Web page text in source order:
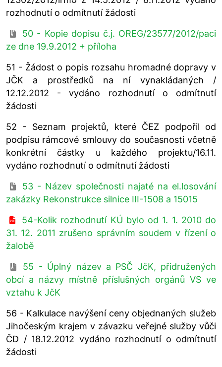
rozhodnutí o odmítnutí žádosti
50 - Kopie dopisu č.j. OREG/23577/2012/paci
ze dne 19.9.2012 + příloha
51 - Žádost o popis rozsahu hromadné dopravy v
JČK a prostředků na ní vynakládaných /
12.12.2012 - vydáno rozhodnutí o odmítnutí
žádosti
52 - Seznam projektů, které ČEZ podpořil od
podpisu rámcové smlouvy do současnosti včetně
konkrétní částky u každého projektu/16.11.
vydáno rozhodnutí o odmítnutí žádosti
53 - Název společnosti najaté na el.losování
zakázky Rekonstrukce silnice III-1508 a 15015
54-Kolik rozhodnutí KÚ bylo od 1. 1. 2010 do
31. 12. 2011 zrušeno správním soudem v řízení o
žalobě
55 - Úplný název a PSČ JčK, přidružených
obcí a názvy místně příslušných orgánů VS ve
vztahu k JčK
56 - Kalkulace navýšení ceny objednaných služeb
Jihočeským krajem v závazku veřejné služby vůči
ČD / 18.12.2012 vydáno rozhodnutí o odmítnutí
žádosti